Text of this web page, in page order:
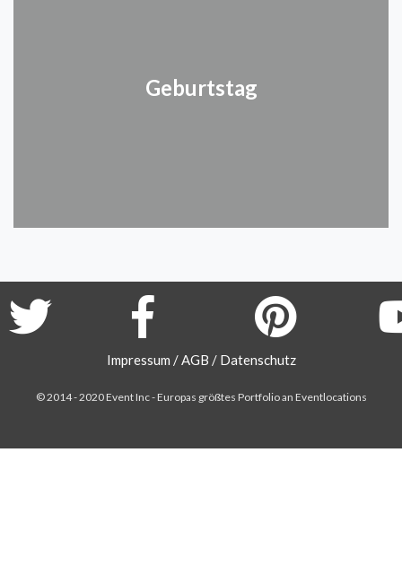
Geburtstag
Impressum /AGB / Datenschutz
© 2014 - 2020 Event Inc -Europas größtes Portfolio an Eventlocations